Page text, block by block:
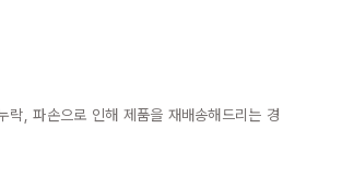
, 파손으로 인해 제품을 재배송해드리는 경